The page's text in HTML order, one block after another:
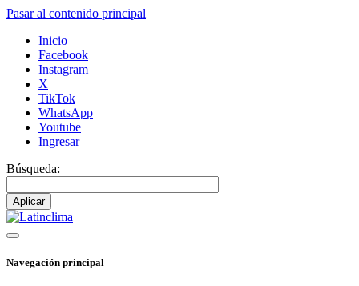
Pasar al contenido principal
Inicio
Facebook
Instagram
X
TikTok
WhatsApp
Youtube
Ingresar
Búsqueda:
Navegación principal